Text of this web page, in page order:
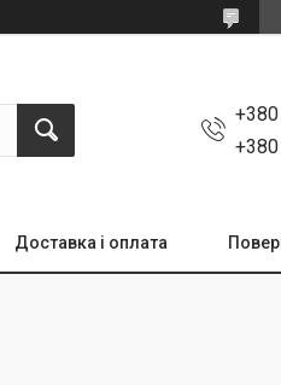
Доставка і оплата